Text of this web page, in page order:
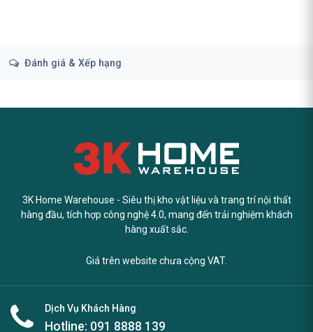
Đánh giá & Xếp hạng
3K Home Warehouse - Siêu thị kho vật liệu và trang trí nội thất
hàng đầu, tích hợp công nghệ 4.0, mang đến trải nghiệm khách
hàng xuất sắc.
Giá trên website chưa cộng VAT.
Dịch Vụ Khách Hàng
Hotline: 091 8888 139